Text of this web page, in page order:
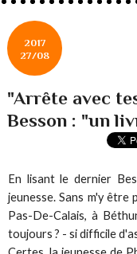
2017
27/08
"Arrête avec
Besson : "un
En lisant le dernier
jeunesse. Sans m'y être
Pas-De-Calais, à
toujours ? - si difficile